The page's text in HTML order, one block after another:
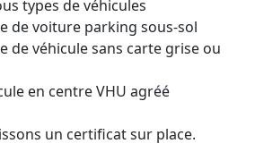
types de véhicules
de voiture parking sous-sol
de véhicule sans carte grise ou
en centre VHU agréé
un certificat sur place.